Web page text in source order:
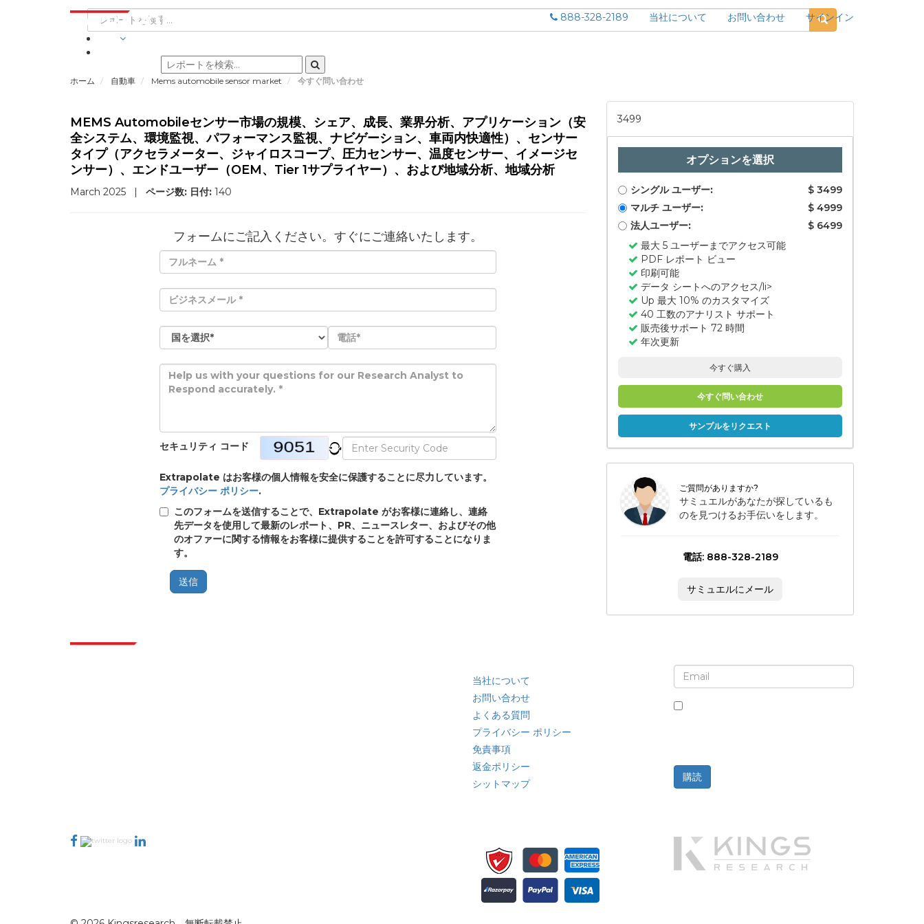
888-328-2189 当社について お問い合わせ
サインイン
ホーム 自動車 Mems automobile sensor market 今すぐ問い合わせ
MEMS Automobileセンサー市場の規模、シェア、成長、業界分析、アプリケーション（安
全システム、環境監視、パフォーマンス監視、ナビゲーション、車両内快適性）、センサー
タイプ（アクセラメーター、ジャイロスコープ、圧力センサー、温度センサー、イメージセ
ンサー）、エンドユーザー（OEM、Tier 1サプライヤー）、および地域分析、地域分析
March 2025 | ページ数: 日付: 140
フォームにご記入ください。すぐにご連絡いたします。
セキュリティ コード
Extrapolate はお客様の個人情報を安全に保護することに尽力しています。
プライバシー ポリシー.
このフォームを送信することで、Extrapolate がお客様に連絡し、連絡
先データを使用して最新のレポート、PR、ニュースレター、およびその他
のオファーに関する情報をお客様に提供することを許可することになりま
す。
送信
3499
オプションを選択
シングル ユーザー:
$ 3499
マルチ ユーザー:
$ 4999
法人ユーザー:
$ 6499
最大 5 ユーザーまでアクセス可能
PDF レポート ビュー
印刷可能
データ シートへのアクセス/li>
Up 最大 10% のカスタマイズ
40 工数のアナリスト サポート
販売後サポート 72 時間
年次更新
今すぐ購入
今すぐ問い合わせ
サンプルをリクエスト
ご質問がありますか?
サミュエルがあなたが探しているも
のを見つけるお手伝いをします。
電話: 888-328-2189
サミュエルにメール
当社について
お問い合わせ
よくある質問
プライバシー ポリシー
免責事項
返金ポリシー
シットマップ
購読